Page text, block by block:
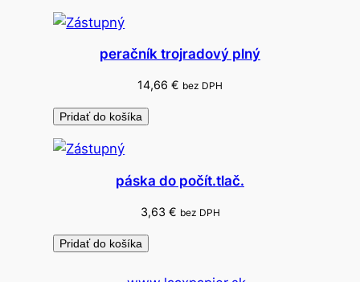
peračník trojradový plný
14,66 € bez DPH
Pridať do košíka
páska do počít.tlač.
3,63 € bez DPH
Pridať do košíka